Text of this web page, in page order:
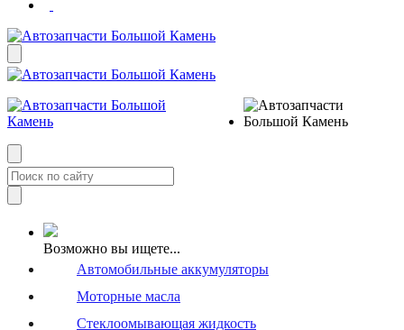
Возможно вы ищете...
Автомобильные аккумуляторы
Моторные масла
Стеклоомывающая жидкость